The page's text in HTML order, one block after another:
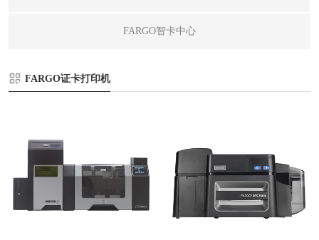
FARGO智卡中心
FARGO证卡打印机